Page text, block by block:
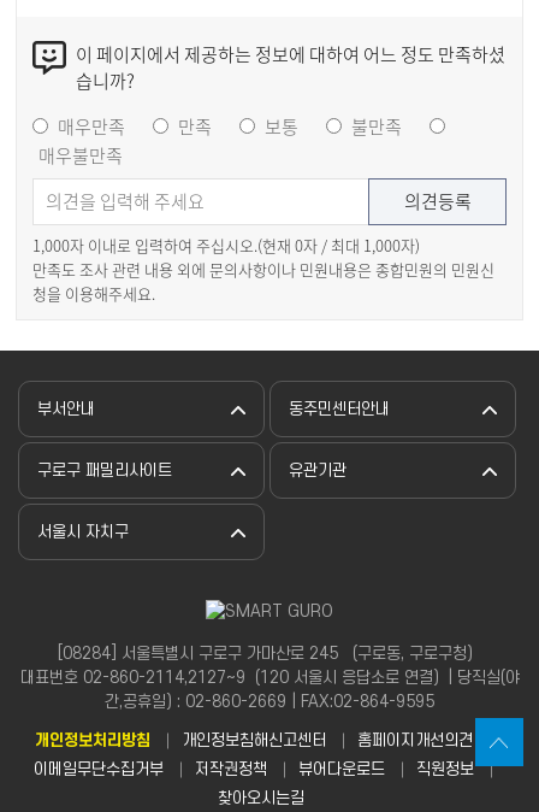
이 페이지에서 제공하는 정보에 대하여 어느 정도 만족하셨
습니까?
매우만족
만족 보통
불만족
매우불만족
1,000자 이내로 입력하여 주십시오.(현재 0자 / 최대 1,000자)
만족도 조사 관련 내용 외에 문의사항이나 민원내용은 종합민원의 민원신
청을 이용해주세요.
부서안내 동주민센터안내
구로구 패밀리사이트 유관기관
서울시 자치구
[08284] 서울특별시 구로구 가마산로 245 （구로동, 구로구청）
대표번호 02-860-2114,2127~9（120 서울시 응답소로 연결）| 당직실(야
간,공휴일) : 02-860-2669 | FAX:02-864-9595
개인정보처리방침 개인정보침해신고센터
홈페이지개선의견
이메일무단수집거부
저작권정책 뷰어다운로드
직원정보
찾아오시는길